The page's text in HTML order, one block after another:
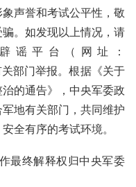
声誉和考试公平性，敬
。如发现以上情况，请
谣平台（网址：
部门举报。根据《关于
的通告》，中央军委政
地有关部门，共同维护
全有序的考试环境。
最终解释权归中央军委